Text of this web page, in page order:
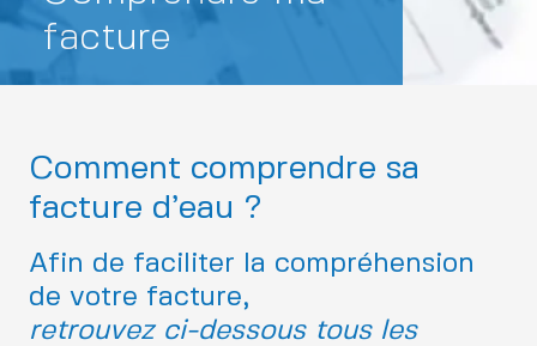
facture
Comment comprendre sa
facture d’eau ?
Afin de faciliter la compréhension
de votre facture,
retrouvez ci-dessous tous les